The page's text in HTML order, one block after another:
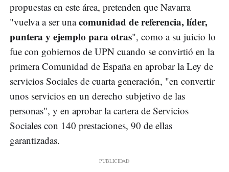
propuestas en este área, pretenden que Navarra
"vuelva a ser unacomunidad de referencia, líder,
puntera y ejemplo para otras", como a su juicio lo
fue con gobiernos de UPN cuando se convirtió en la
primera Comunidad de España en aprobar la Ley de
servicios Sociales de cuarta generación, "en convertir
unos servicios en un derecho subjetivo de las
personas", y en aprobar la cartera de Servicios
Sociales con 140 prestaciones, 90 de ellas
garantizadas.